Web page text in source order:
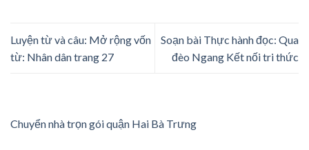
Luyện từ và câu: Mở rộng vốn
từ: Nhân dân trang 27
Soạn bài Thực hành đọc: Qua
đèo Ngang Kết nối tri thức
Chuyển nhà trọn gói quận Hai Bà Trưng